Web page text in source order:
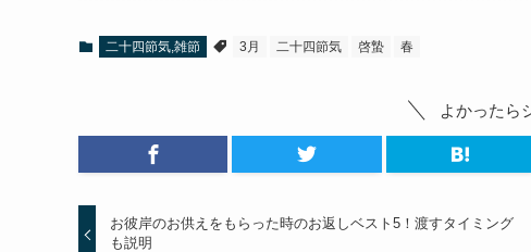
二十四節気,雑節 3月 二十四節気 啓蟄 春
よかったら
お彼岸のお供えをもらった時のお返しベスト5！渡すタイミング
も説明